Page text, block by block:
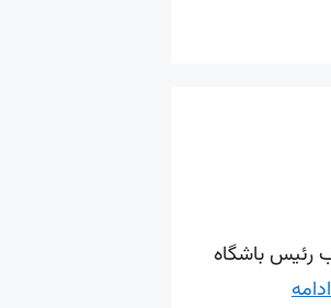
در سال ۲۰۲۷! خوان مانوئل مدینا، نایب رئیس باشگاه
ادامه